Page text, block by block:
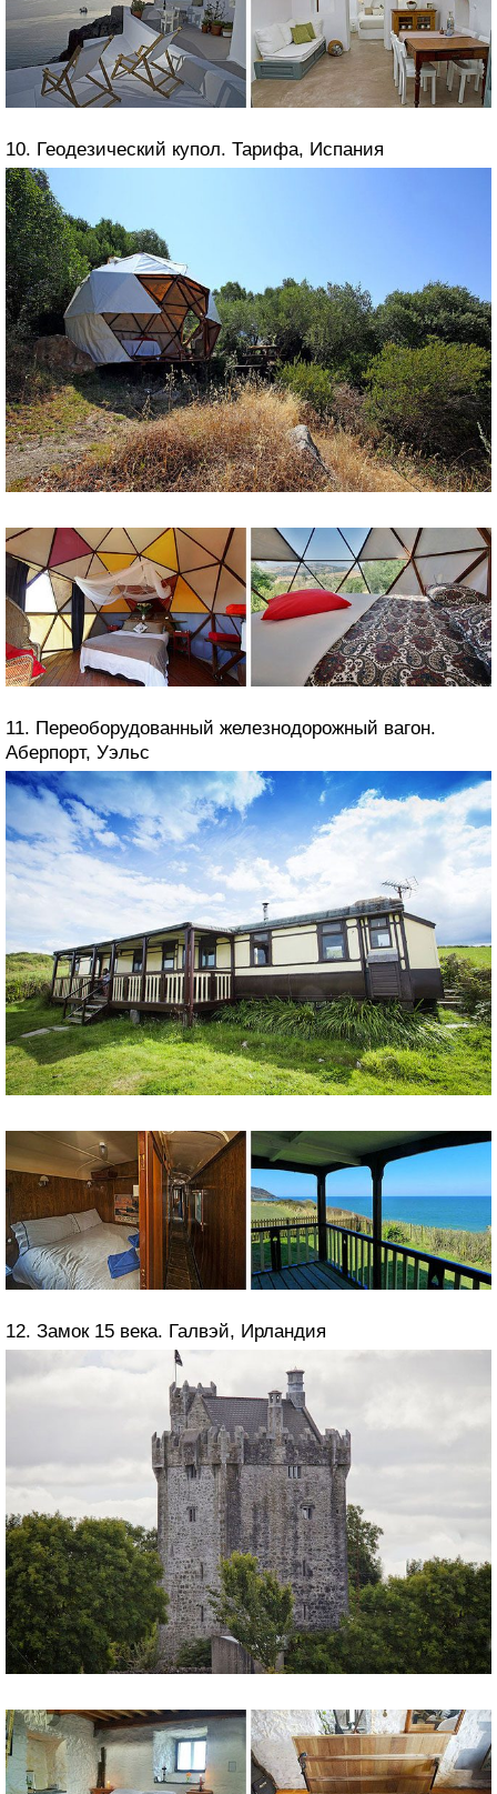
10. Геодезический купол. Тарифа, Испания
11. Переоборудованный железнодорожный вагон.
Аберпорт, Уэльс
12. Замок 15 века. Галвэй, Ирландия